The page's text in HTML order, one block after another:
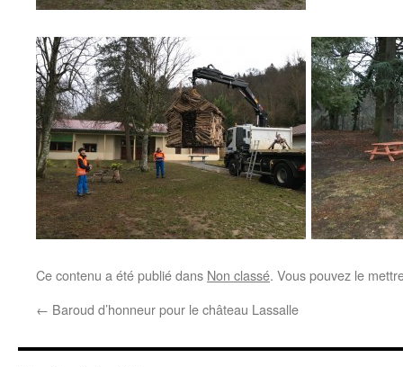
Ce contenu a été publié dans Non classé. Vous pouvez le
← Baroud d’honneur pour le château Lassalle